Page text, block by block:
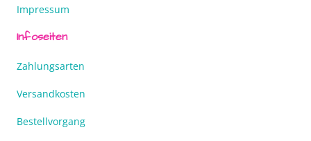
Impressum
Infoseiten
Zahlungsarten
Versandkosten
Bestellvorgang